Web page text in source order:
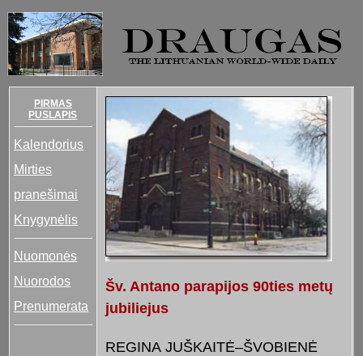
PIRMAS
PUSLAPIS
Kalendorius
Mirties
pranešimai
Knygynėlis
Nuomonės
Nuorodos
Prenumerata
Šv. Antano parapijos 90ties metų
jubiliejus
REGINA JUŠKAITĖ–ŠVOBIENĖ